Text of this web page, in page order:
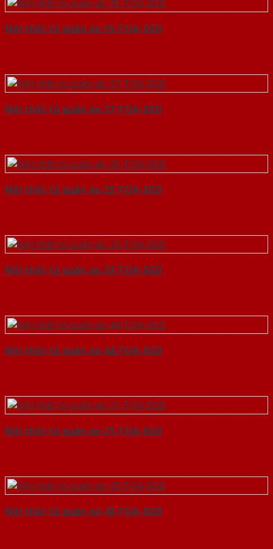
Nội thất tủ quần áo 35-TQA-SGD
Nội thất tủ quần áo 37-TQA-SGD
Nội thất tủ quần áo 25-TQA-SGD
Nội thất tủ quần áo 33-TQA-SGD
Nội thất tủ quần áo 44-TQA-SGD
Nội thất tủ quần áo 21-TQA-SGD
Nội thất tủ quần áo 43-TQA-SGD